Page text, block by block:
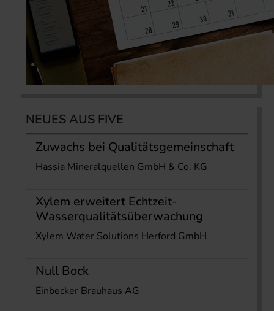
NEUES AUS FIVE
Zuwachs bei Qualitätsgemeinschaft
Hassia Mineralquellen GmbH & Co. KG
Xylem erweitert Echtzeit-
Wasserqualitätsüberwachung
Xylem Water Solutions Herford GmbH
Null Bock
Einbecker Brauhaus AG